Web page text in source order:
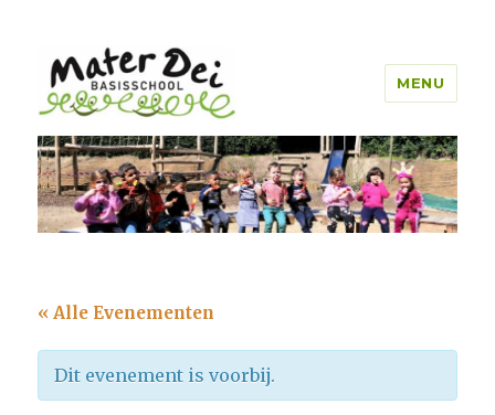
Mater Dei Genk
MENU
« Alle Evenementen
Dit evenement is voorbij.